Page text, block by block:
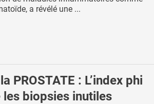
a révélé une ...
PROSTATE : L’index phi
biopsies inutiles